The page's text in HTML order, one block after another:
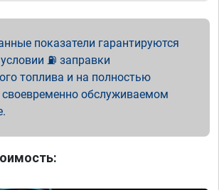
показатели гарантируются
⛽ заправки
топлива и на полностью
обслуживаемом